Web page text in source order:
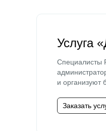
Услуга
Специалисты
и организуют
Заказать